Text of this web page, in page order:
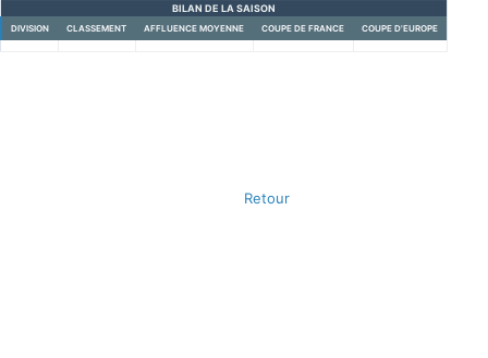
BILAN DE LA SAISON
DIVISION CLASSEMENT AFFLUENCE MOYENNE COUPE DE FRANCE COUPE D'EUROPE
Retour